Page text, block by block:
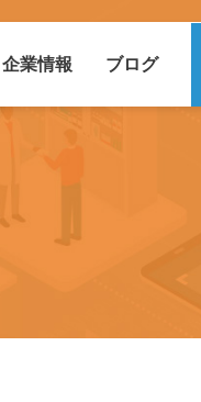
企業情報 ブログ